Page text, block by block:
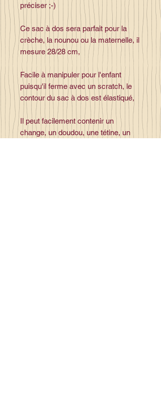
préciser ;-)
Ce sac à dos sera parfait pour la
crèche, la nounou ou la maternelle, il
mesure 28/28 cm,
Facile à manipuler pour l'enfant
puisqu'il ferme avec un scratch, le
contour du sac à dos est élastiqué,
Il peut facilement contenir un
change, un doudou, une tétine, un